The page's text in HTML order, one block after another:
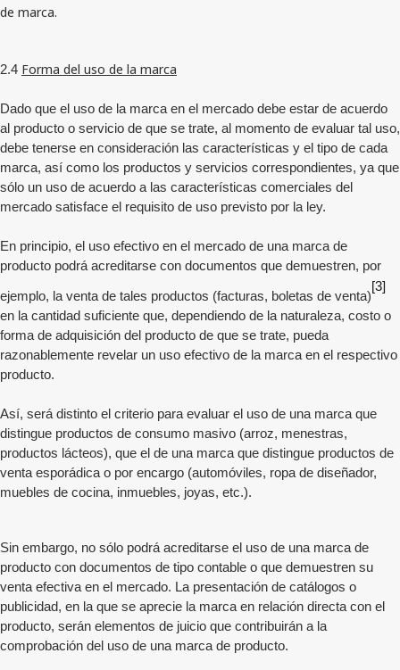
de marca.
2.4 Forma del uso de la marca
Dado que el uso de la marca en el mercado debe estar de acuerdo
al producto o servicio de que se trate, al momento de evaluar tal uso,
debe tenerse en consideración las características y el tipo de cada
marca, así como los productos y servicios correspondientes, ya que
sólo un uso de acuerdo a las características comerciales del
mercado satisface el requisito de uso previsto por la ley.
En principio, el uso efectivo en el mercado de una marca de
producto podrá acreditarse con documentos que demuestren, por
ejemplo, la venta de tales productos (facturas, boletas de venta)
[3]
en la cantidad suficiente que, dependiendo de la naturaleza, costo o
forma de adquisición del producto de que se trate, pueda
razonablemente revelar un uso efectivo de la marca en el respectivo
producto.
Así, será distinto el criterio para evaluar el uso de una marca que
distingue productos de consumo masivo (arroz, menestras,
productos lácteos), que el de una marca que distingue productos de
venta esporádica o por encargo (automóviles, ropa de diseñador,
muebles de cocina, inmuebles, joyas, etc.).
Sin embargo, no sólo podrá acreditarse el uso de una marca de
producto con documentos de tipo contable o que demuestren su
venta efectiva en el mercado. La presentación de catálogos o
publicidad, en la que se aprecie la marca en relación directa con el
producto, serán elementos de juicio que contribuirán a la
comprobación del uso de una marca de producto.